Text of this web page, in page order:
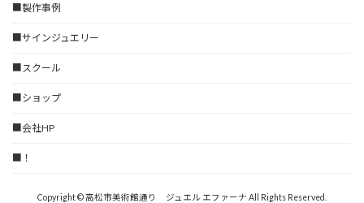
■製作事例
■サインジュエリー
■スクール
■ショップ
■会社HP
■！
Copyright © 高松市美術館通り ジュエル エファーナ All Rights Reserved.